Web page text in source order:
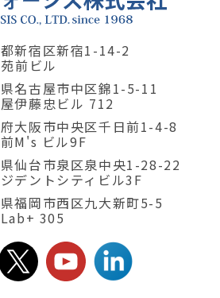
新宿区新宿1-14-2
前ビル
名古屋市中区錦1-5-11
伊藤忠ビル 712
大阪市中央区千日前1-4-8
M's ビル9F
仙台市泉区泉中央1-28-22
デントシティビル3F
福岡市西区九大新町5-5
305